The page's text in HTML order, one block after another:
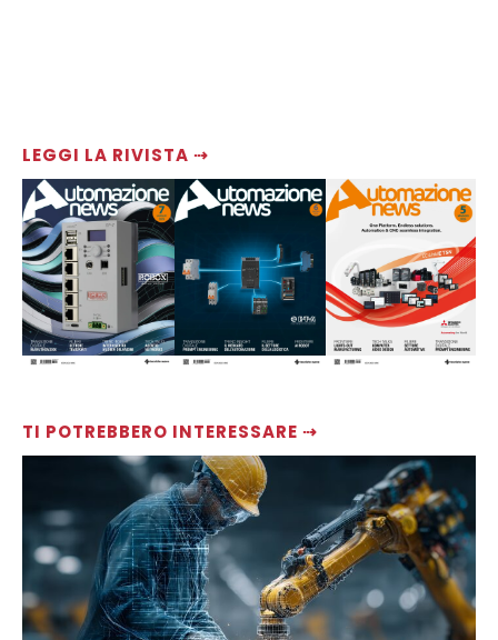
LEGGI LA RIVISTA ⇢
TI POTREBBERO INTERESSARE ⇢